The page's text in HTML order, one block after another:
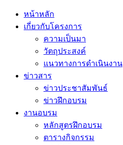
หน้าหลัก
เกี่ยวกับโครงการ
ความเป็นมา
วัตถุประสงค์
แนวทางการดำเนินงาน
ข่าวสาร
ข่าวประชาสัมพันธ์
ข่าวฝึกอบรม
งานอบรม
หลักสูตรฝึกอบรม
ตารางกิจกรรม